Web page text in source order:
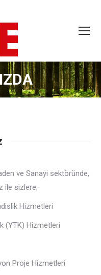
ve Sanayi sektöründe,
ile sizlere;
Hizmetleri
(YTK) Hizmetleri
Proje Hizmetleri